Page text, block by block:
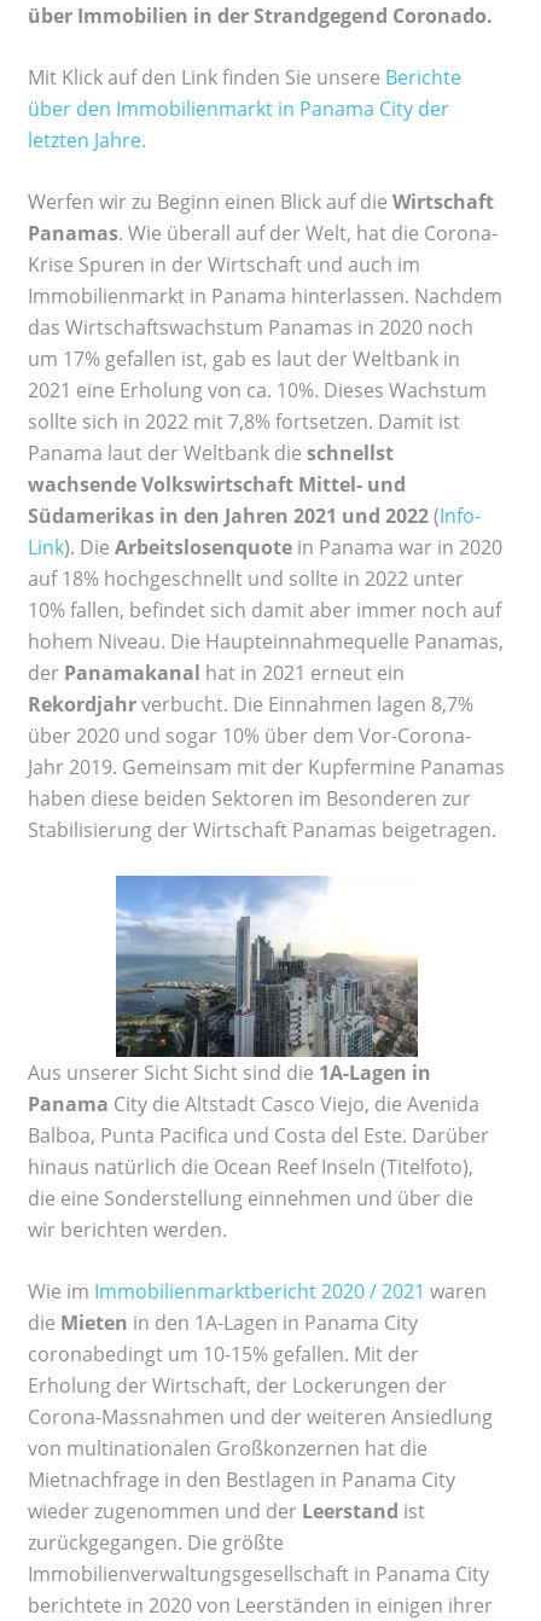
über Immobilien in der Strandgegend Coronado.
Mit Klick auf den Link finden Sie unsere Berichte
über den Immobilienmarkt in Panama City der
letzten Jahre.
Werfen wir zu Beginn einen Blick auf die Wirtschaft
Panamas. Wie überall auf der Welt, hat die Corona-
Krise Spuren in der Wirtschaft und auch im
Immobilienmarkt in Panama hinterlassen. Nachdem
das Wirtschaftswachstum Panamas in 2020 noch
um 17% gefallen ist, gab es laut der Weltbank in
2021 eine Erholung von ca. 10%. Dieses Wachstum
sollte sich in 2022 mit 7,8% fortsetzen. Damit ist
Panama laut der Weltbank die schnellst
wachsende Volkswirtschaft Mittel- und
Südamerikas in den Jahren 2021 und 2022(Info-
Link). Die Arbeitslosenquote in Panama war in 2020
auf 18% hochgeschnellt und sollte in 2022 unter
10% fallen, befindet sich damit aber immer noch auf
hohem Niveau. Die Haupteinnahmequelle Panamas,
der Panamakanal hat in 2021 erneut ein
Rekordjahrverbucht. Die Einnahmen lagen 8,7%
über 2020 und sogar 10% über dem Vor-Corona-
Jahr 2019. Gemeinsam mit der Kupfermine Panamas
haben diese beiden Sektoren im Besonderen zur
Stabilisierung der Wirtschaft Panamas beigetragen.
Aus unserer Sicht Sicht sind die 1A-Lagen in
Panama City die Altstadt Casco Viejo, die Avenida
Balboa, Punta Pacifica und Costa del Este. Darüber
hinaus natürlich die Ocean Reef Inseln (Titelfoto),
die eine Sonderstellung einnehmen und über die
wir berichten werden.
Wie im Immobilienmarktbericht 2020 / 2021 waren
die Mieten in den 1A-Lagen in Panama City
coronabedingt um 10-15% gefallen. Mit der
Erholung der Wirtschaft, der Lockerungen der
Corona-Massnahmen und der weiteren Ansiedlung
von multinationalen Großkonzernen hat die
Mietnachfrage in den Bestlagen in Panama City
wieder zugenommen und der Leerstand ist
zurückgegangen. Die größte
Immobilienverwaltungsgesellschaft in Panama City
berichtete in 2020 von Leerständen in einigen ihrer